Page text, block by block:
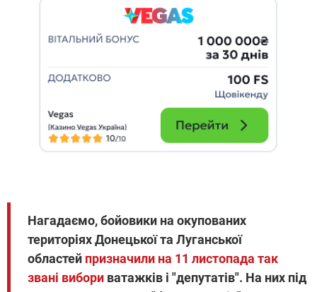
Нагадаємо, бойовики на окупованих
територіях Донецької та Луганської
областей призначили на 11 листопада так
звані вибори ватажків і "депутатів". На них під